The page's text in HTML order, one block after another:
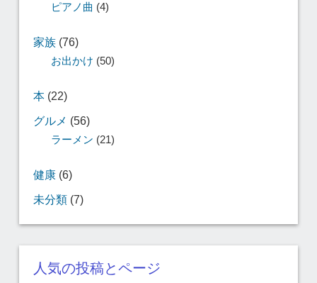
ピアノ曲 (4)
家族(76)
お出かけ (50)
本(22)
グルメ (56)
ラーメン (21)
健康(6)
未分類(7)
人気の投稿とページ